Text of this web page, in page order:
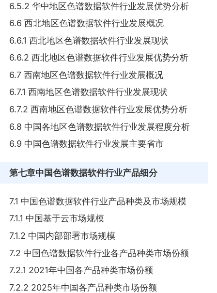
6.5.2 华中地区色谱数据软件行业发展优势分析
6.6 西北地区色谱数据软件行业发展概况
6.6.1 西北地区色谱数据软件行业发展现状
6.6.2 西北地区色谱数据软件行业发展优势分析
6.7 西南地区色谱数据软件行业发展概况
6.7.1 西南地区色谱数据软件行业发展现状
6.7.2 西南地区色谱数据软件行业发展优势分析
6.8 中国各地区色谱数据软件行业发展程度分析
6.9 中国色谱数据软件行业发展主要省市
第七章中国色谱数据软件行业产品细分
7.1 中国色谱数据软件行业产品种类及市场规模
7.1.1 中国基于云市场规模
7.1.2 中国内部部署市场规模
7.2 中国色谱数据软件行业各产品种类市场份额
7.2.1 2021年中国各产品种类市场份额
7.2.2 2025年中国各产品种类市场份额